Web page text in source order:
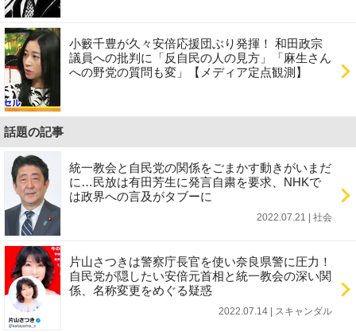
小籔千豊が久々安倍応援団ぶり発揮！ 和田政宗
議員への批判に「反自民の人の見方」「麻生さん
への野党の質問も変」【メディア定点観測】
話題の記事
統一教会と自民党の関係をごまかす動きがいまだ
に…民放は有田芳生に発言自粛を要求、NHKで
は政界への言及がタブーに
2022.07.21 | 社会
片山さつきは警察庁長官を使い奈良県警に圧力！
自民党が隠したい安倍元首相と統一教会の深い関
係、名称変更をめぐる疑惑
2022.07.14 | スキャンダル